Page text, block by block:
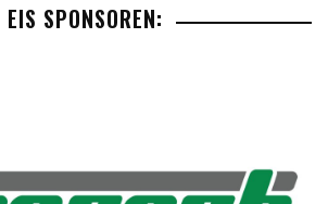
EIS SPONSOREN: